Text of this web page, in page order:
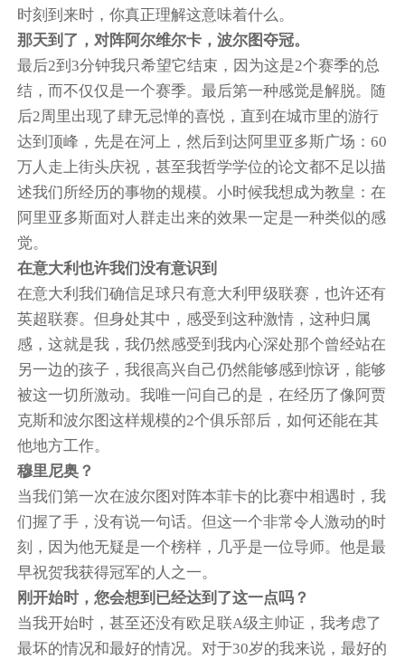
时刻到来时，你真正理解这意味着什么。
那天到了，对阵阿尔维尔卡，波尔图夺冠。
最后2到3分钟我只希望它结束，因为这是2个赛季的总
结，而不仅仅是一个赛季。最后第一种感觉是解脱。随
后2周里出现了肆无忌惮的喜悦，直到在城市里的游行
达到顶峰，先是在河上，然后到达阿里亚多斯广场：60
万人走上街头庆祝，甚至我哲学学位的论文都不足以描
述我们所经历的事物的规模。小时候我想成为教皇：在
阿里亚多斯面对人群走出来的效果一定是一种类似的感
觉。
在意大利也许我们没有意识到
在意大利我们确信足球只有意大利甲级联赛，也许还有
英超联赛。但身处其中，感受到这种激情，这种归属
感，这就是我，我仍然感受到我内心深处那个曾经站在
另一边的孩子，我很高兴自己仍然能够感到惊讶，能够
被这一切所激动。我唯一问自己的是，在经历了像阿贾
克斯和波尔图这样规模的2个俱乐部后，如何还能在其
他地方工作。
穆里尼奥？
当我们第一次在波尔图对阵本菲卡的比赛中相遇时，我
们握了手，没有说一句话。但这一个非常令人激动的时
刻，因为他无疑是一个榜样，几乎是一位导师。他是最
早祝贺我获得冠军的人之一。
刚开始时，您会想到已经达到了这一点吗？
当我开始时，甚至还没有欧足联A级主帅证，我考虑了
最坏的情况和最好的情况。对于30岁的我来说，最好的